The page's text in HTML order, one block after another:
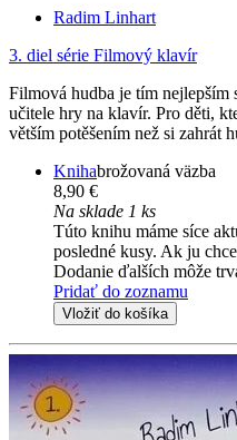
Radim Linhart
3. diel série Filmový klavír
Filmová hudba je tím nejlepším
učitele hry na klavír. Pro děti,
větším potěšením než si zahrát
Knihabrožovaná väzba
8,90 €
Na sklade 1 ks
Túto knihu máme síce
posledné kusy. Ak ju
Dodanie ďalších môže
Pridať do zoznamu
Vložiť do košíka